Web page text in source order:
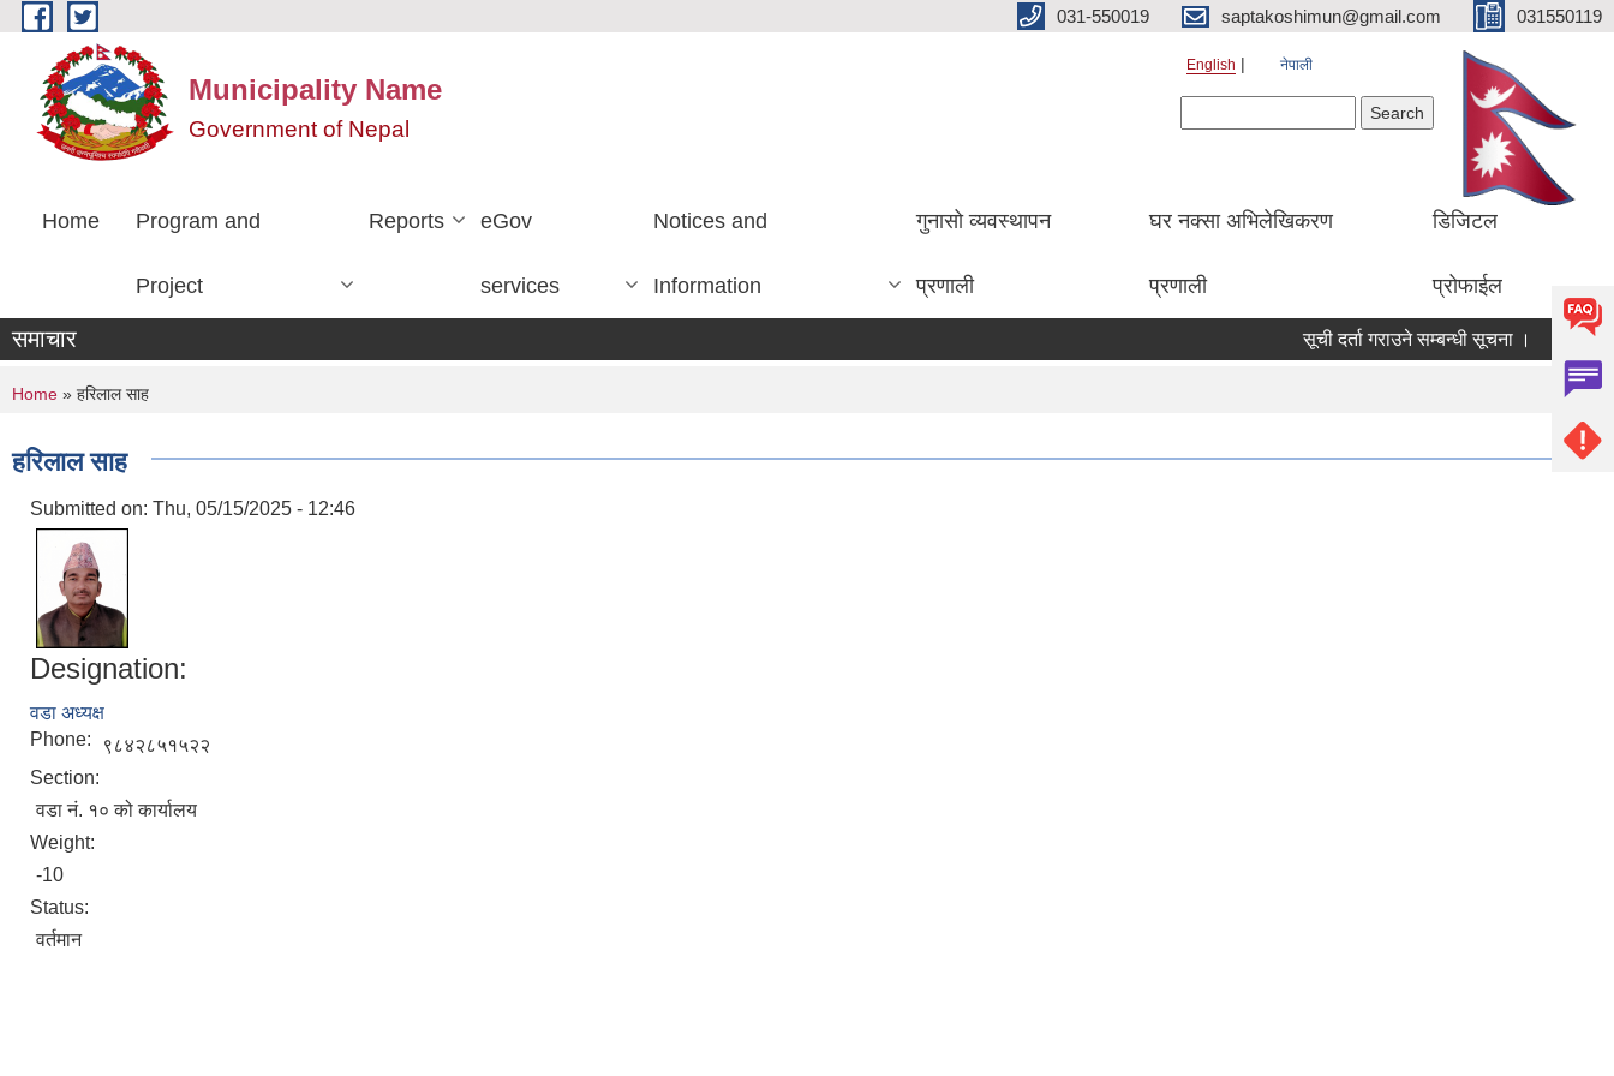
Skip to main content 031-550019 saptakoshimun@gmail.com 031550119
Municipality Name
Government of Nepal
English नेपाली
Home Program and
Project
Reports eGov
services
Notices and
Information
गुनासो व्यवस्थापन
प्रणाली
घर नक्सा अभिलेखिकरण
प्रणाली
डिजिटल
प्रोफाईल
समाचार सूची दर्ता गराउने सम्बन्धी सूचना ।
You are here
Home » हरिलाल साह
हरिलाल साह
Submitted on: Thu, 05/15/2025 - 12:46
Designation:
वडा अध्यक्ष
Phone:
९८४२८५१५२२
Section:
वडा नं. १० को कार्यालय
Weight:
-10
Status:
वर्तमान